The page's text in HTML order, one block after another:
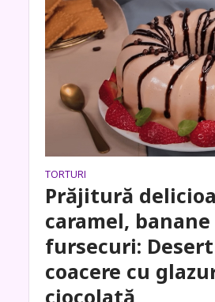
TORTURI
Prăjitură
caramel, banane
fursecuri:
coacere cu